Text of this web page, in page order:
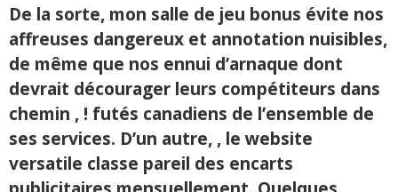
De la sorte, mon salle de jeu bonus évite nos
affreuses dangereux et annotation nuisibles,
de même que nos ennui d’arnaque dont
devrait décourager leurs compétiteurs dans
chemin , ! futés canadiens de l’ensemble de
ses services. D’un autre, , le website
versatile classe pareil des encarts